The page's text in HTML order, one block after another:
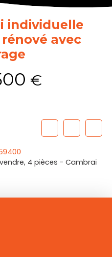
individuelle
avec
€
4 pièces - Cambrai